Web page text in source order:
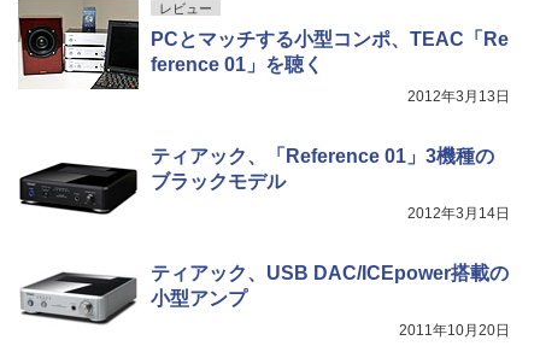
レビュー
PCとマッチする小型コンポ、TEAC「Re
ference 01」を聴く
2012年3月13日
ティアック、「Reference 01」3機種の
ブラックモデル
2012年3月14日
ティアック、USB DAC/ICEpower搭載の
小型アンプ
2011年10月20日